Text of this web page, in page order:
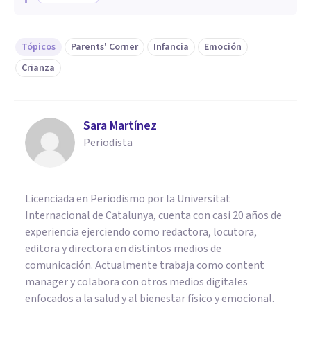
Tópicos Parents' Corner Infancia
Emoción
Crianza
Sara Martínez
Periodista
Licenciada en Periodismo por la Universitat
Internacional de Catalunya, cuenta con casi 20 años de
experiencia ejerciendo como redactora, locutora,
editora y directora en distintos medios de
comunicación. Actualmente trabaja como content
manager y colabora con otros medios digitales
enfocados a la salud y al bienestar físico y emocional.